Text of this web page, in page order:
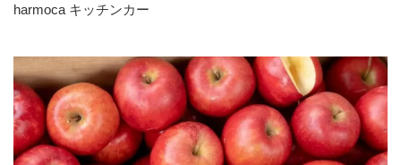
harmoca キッチンカー